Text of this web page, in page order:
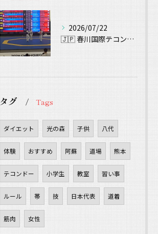
2026/07/22
🇯🇵 春川国際テコンドー大会（Chuncheon Korea...
タグ Tags
ダイエット 光の森 子供 八代
体験 おすすめ 阿蘇 道場 熊本
テコンドー 小学生 教室 習い事
ルール 帯 技 日本代表 道着
筋肉 女性